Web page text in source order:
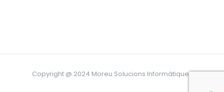
Copyright @ 2024 Moreu Solucions Informàtiques